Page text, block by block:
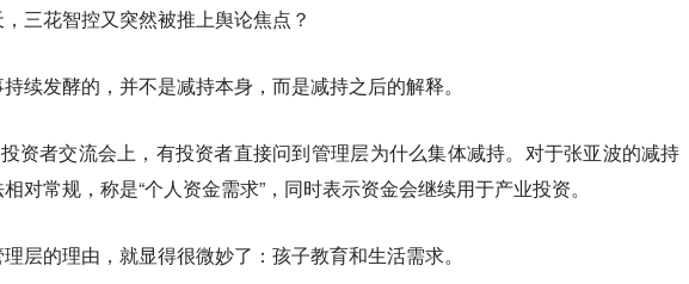
三花智控又突然被推上舆论焦点？
续发酵的，并不是减持本身，而是减持之后的解释。
资者交流会上，有投资者直接问到管理层为什么集体减持。对于张亚波的减持
对常规，称是“个人资金需求”，同时表示资金会继续用于产业投资。
层的理由，就显得很微妙了：孩子教育和生活需求。